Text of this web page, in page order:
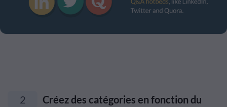
2
Créez des catégories en fonction du